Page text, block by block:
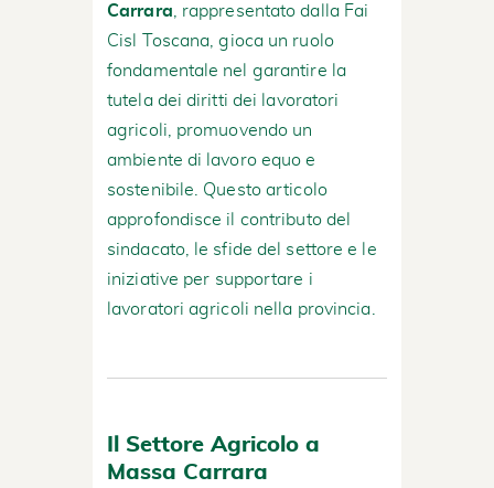
Carrara , rappresentato dalla Fai
Cisl Toscana, gioca un ruolo
fondamentale nel garantire la
tutela dei diritti dei lavoratori
agricoli, promuovendo un
ambiente di lavoro equo e
sostenibile. Questo articolo
approfondisce il contributo del
sindacato, le sfide del settore e le
iniziative per supportare i
lavoratori agricoli nella provincia.
Il Settore Agricolo a
Massa Carrara